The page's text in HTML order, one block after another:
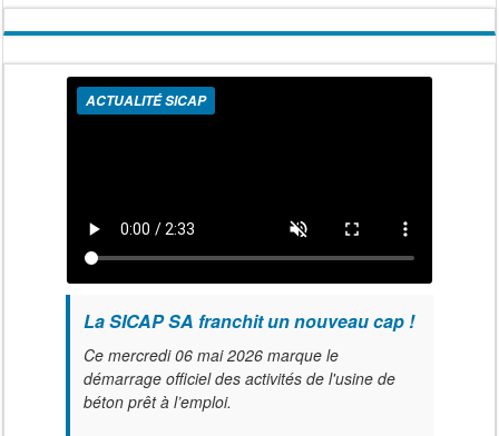
ACTUALITÉ SICAP
La SICAP SA franchit un nouveau cap !
Ce mercredi 06 mai 2026 marque le
démarrage officiel des activités de l'usine de
béton prêt à l’emploi.